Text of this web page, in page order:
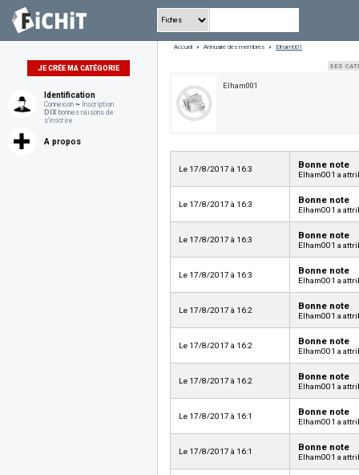
JE CRÉE MA CATÉGORIE
Identification
Connexion ~ Inscription
DIX bonnes raisons de
s'inscrire
A propos
Accueil » Annuaire des membres » Elham001
SES
Elham001
Le 17/8/2017 à 16:3 Bonne note
Elham001 a
Le 17/8/2017 à 16:3 Bonne note
Elham001 a
Le 17/8/2017 à 16:3 Bonne note
Elham001 a
Le 17/8/2017 à 16:3 Bonne note
Elham001 a
Le 17/8/2017 à 16:2 Bonne note
Elham001 a
Le 17/8/2017 à 16:2 Bonne note
Elham001 a
Le 17/8/2017 à 16:2 Bonne note
Elham001 a
Le 17/8/2017 à 16:1 Bonne note
Elham001 a
Le 17/8/2017 à 16:1 Bonne note
Elham001 a